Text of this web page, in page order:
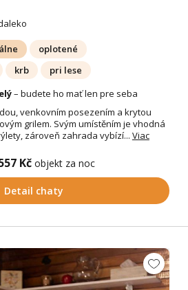
oplotené
krb
pri lese
– budete ho mať len pre seba
venkovním posezením a krytou
grilem. Svým umístěním je vhodná
zároveň zahrada vybízí... Viac
Kč objekt za noc
Detail chaty